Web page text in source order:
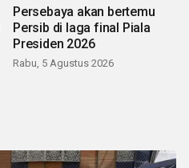
Persebaya akan bertemu
Persib di laga final Piala
Presiden 2026
Rabu, 5 Agustus 2026